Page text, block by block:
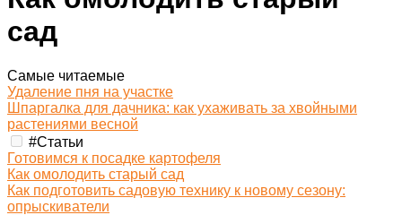
сад
Самые читаемые
Удаление пня на участке
Шпаргалка для дачника: как ухаживать за хвойными
растениями весной
#Статьи
Готовимся к посадке картофеля
Как омолодить старый сад
Как подготовить садовую технику к новому сезону:
опрыскиватели